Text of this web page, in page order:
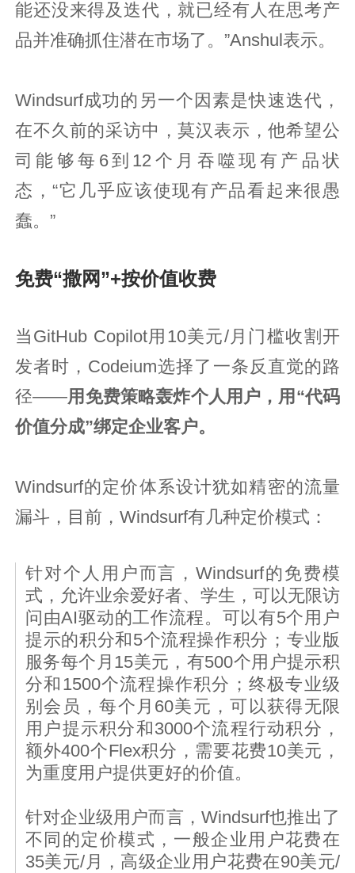
能还没来得及迭代，就已经有人在思考产
品并准确抓住潜在市场了。”Anshul表示。
Windsurf成功的另一个因素是快速迭代，
在不久前的采访中，莫汉表示，他希望公
司能够每6到12个月吞噬现有产品状
态，“它几乎应该使现有产品看起来很愚
蠢。”
免费“撒网”+按价值收费
当GitHub Copilot用10美元/月门槛收割开
发者时，Codeium选择了一条反直觉的路
径——用免费策略轰炸个人用户，用“代码
价值分成”绑定企业客户。
Windsurf的定价体系设计犹如精密的流量
漏斗，目前，Windsurf有几种定价模式：
针对个人用户而言，Windsurf的免费模
式，允许业余爱好者、学生，可以无限访
问由AI驱动的工作流程。可以有5个用户
提示的积分和5个流程操作积分；专业版
服务每个月15美元，有500个用户提示积
分和1500个流程操作积分；终极专业级
别会员，每个月60美元，可以获得无限
用户提示积分和3000个流程行动积分，
额外400个Flex积分，需要花费10美元，
为重度用户提供更好的价值。
针对企业级用户而言，Windsurf也推出了
不同的定价模式，一般企业用户花费在
35美元/月，高级企业用户花费在90美元/